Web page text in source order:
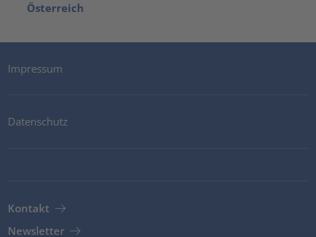
Österreich
Impressum
Datenschutz
Kontakt
Newsletter